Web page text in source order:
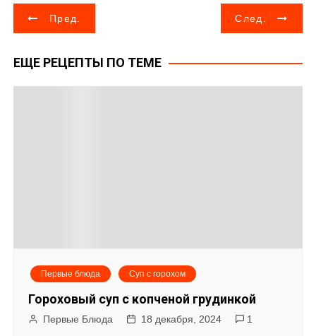
Н
в
Пред. След.
ЕЩЕ РЕЦЕПТЫ ПО ТЕМЕ
Первые блюда Суп с горохом
Гороховый суп с копченой грудинкой
Первые Блюда 18 декабря, 2024 1